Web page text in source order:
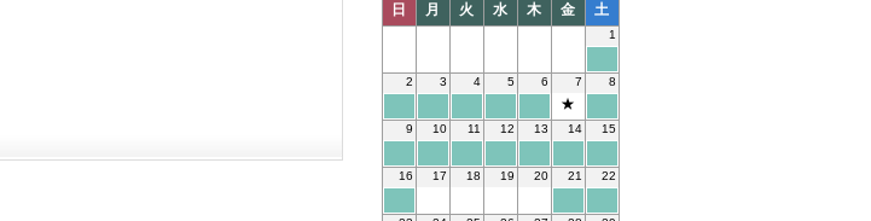
日 月 火 水 木 金 土
1
2 3 4 5 6 7
★
8
9 10 11 12 13 14 15
16 17 18 19 20 21 22